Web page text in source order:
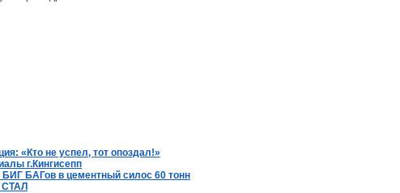
«Кто не успел, тот опоздал!»
г.Кингисепп
БИГ БАГов в цементный силос 60 тонн
СТАЛ